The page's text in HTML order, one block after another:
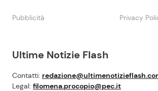
Ultime Notizie Flash
Contatti:
Legal: filomena.procopio@pec.it
Pubblicità Privacy